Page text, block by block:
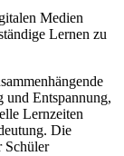
Medien
Lernen zu
und Entspannung,
Lernzeiten
Die
Schüler